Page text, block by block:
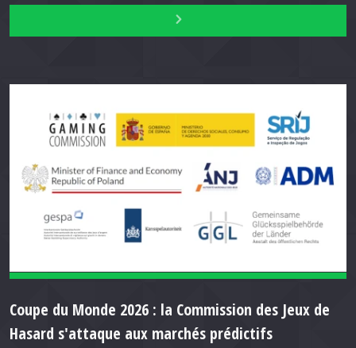
Coupe du Monde 2026 : la Commission des Jeux de
Hasard s'attaque aux marchés prédictifs